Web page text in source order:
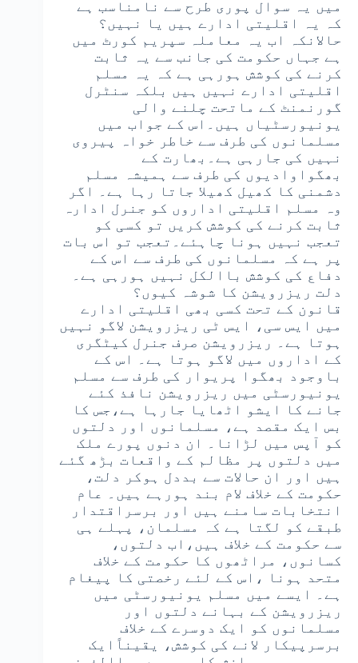
میں یہ سوال پوری طرح سے نامناسب ہے
کہ یہ اقلیتی ادارے ہیں یا نہیں؟
حالانکہ اب یہ معاملہ سپریم کورٹ میں
ہے جہاں حکومت کی جانب سے یہ ثابت
کرنے کی کوشش ہورہی ہے کہ یہ مسلم
اقلیتی ادارے نہیں ہیں بلکہ سنٹرل
گورنمنٹ کے ماتحت چلنے والی
یونیورسٹیاں ہیں۔اس کے جواب میں
مسلمانوں کی طرف سے خاطر خواہ پیروی
نہیں کی جارہی ہے۔بھارت کے
بھگواوادیوں کی طرف سے ہمیشہ مسلم
دشمنی کا کھیل کھیلا جاتا رہا ہے۔ اگر
وہ مسلم اقلیتی اداروں کو جنرل ادارہ
ثابت کرنے کی کوشش کریں تو کسی کو
تعجب نہیں ہونا چاہئے۔تعجب تو اس بات
پر ہے کہ مسلمانوں کی طرف سے اس کے
دفاع کی کوشش باالکل نہیں ہورہی ہے۔
دلت ریزرویشن کا شوشہ کیوں؟
قانون کے تحت کسی بھی اقلیتی ادارے
میں ایس سی، ایس ٹی ریزرویشن لاگو نہیں
ہوتا ہے۔ ریزرویشن صرف جنرل کیٹگری
کے اداروں میں لاگو ہوتا ہے۔ اس کے
باوجود بھگوا پریوار کی طرف سے مسلم
یونیورسٹی میں ریزرویشن نافذ کئے
جانے کا ایشو اٹھایا جارہا ہے،جس کا
بس ایک مقصد ہے، مسلمانوں اور دلتوں
کو آپس میں لڑانا۔ ان دنوں پورے ملک
میں دلتوں پر مظالم کے واقعات بڑھ گئے
ہیں اور ان حالات سے بددل ہوکر دلت،
حکومت کے خلاف لام بند ہورہے ہیں۔ عام
انتخابات سامنے ہیں اور برسراقتدار
طبقے کو لگتا ہے کہ مسلمان، پہلے ہی
سے حکومت کے خلاف ہیں،اب دلتوں،
کسانوں، مراٹھوں کا حکومت کے خلاف
متحد ہونا ،اس کے لئے رخصتی کا پیغام
ہے۔ ایسے میں مسلم یونیورسٹی میں
ریزرویشن کے بہانے دلتوں اور
مسلمانوں کو ایک دوسرے کے خلاف
برسرپیکار لانے کی کوشش، یقیناًایک